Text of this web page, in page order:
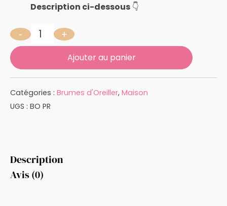
Description ci-dessous 👇
quantité de POUDRE DE RIZ 100 ML
- +
Ajouter au panier
UGS : BO PR
Catégories : Brumes d'Oreiller, Maison
Description
Avis (0)